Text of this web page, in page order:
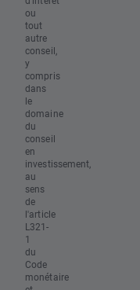
ou
tout
autre
conseil,
y
compris
dans
le
domaine
du
conseil
en
investissement,
au
sens
de
l'article
L321-
1
du
Code
monétaire